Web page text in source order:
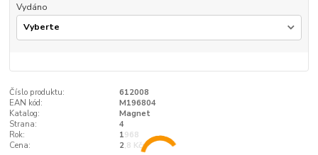
Vydáno
Číslo produktu:
612008
EAN kód:
M196804
Katalog:
Magnet
Strana:
4
Rok:
1968
Cena:
2,8 Kčs